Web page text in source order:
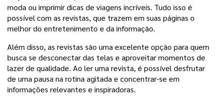
moda ou imprimir dicas de viagens incríveis. Tudo isso é
possível com as revistas, que trazem em suas páginas o
melhor do entretenimento e da informação.
Além disso, as revistas são uma excelente opção para quem
busca se desconectar das telas e aproveitar momentos de
lazer de qualidade. Ao ler uma revista, é possível desfrutar
de uma pausa na rotina agitada e concentrar-se em
informações relevantes e inspiradoras.